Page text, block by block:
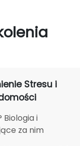
Stresu i
Biologia i
za nim